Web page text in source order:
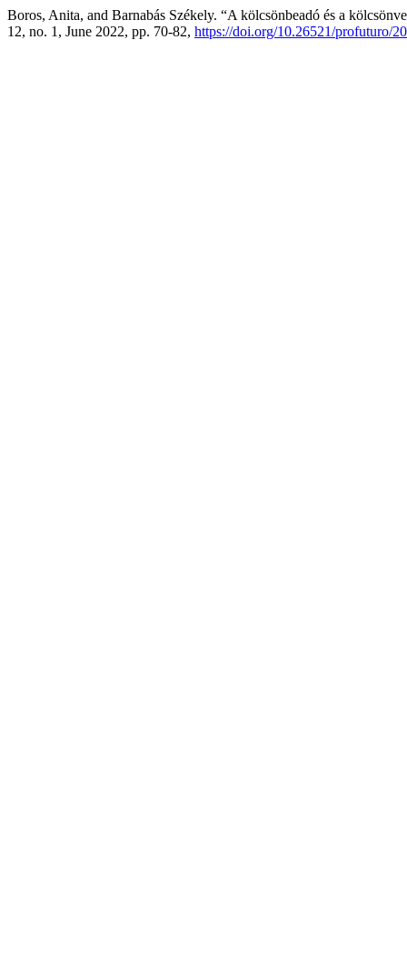
Boros, Anita, and Barnabás Székely. “A kölcsönbeadó és a
12, no. 1, June 2022, pp. 70-82, https://doi.org/10.26521/profuturo/